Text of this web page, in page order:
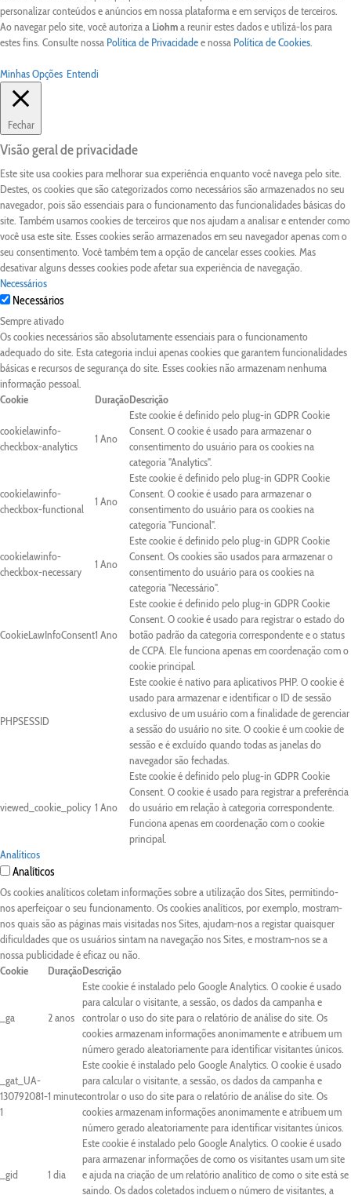
personalizar conteúdos e anúncios em nossa plataforma e em serviços de terceiros.
Ao navegar pelo site, você autoriza a Liohma reunir estes dados e utilizá-los para
estes fins. Consulte nossa Política de Privacidadee nossa Política de Cookies.
Minhas Opções Entendi
Fechar
Visão geral de privacidade
Este site usa cookies para melhorar sua experiência enquanto você navega pelo site.
Destes, os cookies que são categorizados como necessários são armazenados no seu
navegador, pois são essenciais para o funcionamento das funcionalidades básicas do
site. Também usamos cookies de terceiros que nos ajudam a analisar e entender como
você usa este site. Esses cookies serão armazenados em seu navegador apenas com o
seu consentimento. Você também tem a opção de cancelar esses cookies. Mas
desativar alguns desses cookies pode afetar sua experiência de navegação.
Necessários
Necessários
Sempre ativado
Os cookies necessários são absolutamente essenciais para o funcionamento
adequado do site. Esta categoria inclui apenas cookies que garantem funcionalidades
básicas e recursos de segurança do site. Esses cookies não armazenam nenhuma
informação pessoal.
Cookie
DuraçãoDescrição
cookielawinfo-
checkbox-analytics
1 Ano
Este cookie é definido pelo plug-in GDPR Cookie
Consent. O cookie é usado para armazenar o
consentimento do usuário para os cookies na
categoria "Analytics".
cookielawinfo-
checkbox-functional
1 Ano
Este cookie é definido pelo plug-in GDPR Cookie
Consent. O cookie é usado para armazenar o
consentimento do usuário para os cookies na
categoria "Funcional".
cookielawinfo-
checkbox-necessary
1 Ano
Este cookie é definido pelo plug-in GDPR Cookie
Consent. Os cookies são usados para armazenar o
consentimento do usuário para os cookies na
categoria "Necessário".
CookieLawInfoConsent1 Ano
Este cookie é definido pelo plug-in GDPR Cookie
Consent. O cookie é usado para registrar o estado do
botão padrão da categoria correspondente e o status
de CCPA. Ele funciona apenas em coordenação com o
cookie principal.
PHPSESSID
Este cookie é nativo para aplicativos PHP. O cookie é
usado para armazenar e identificar o ID de sessão
exclusivo de um usuário com a finalidade de gerenciar
a sessão do usuário no site. O cookie é um cookie de
sessão e é excluído quando todas as janelas do
navegador são fechadas.
viewed_cookie_policy 1 Ano
Este cookie é definido pelo plug-in GDPR Cookie
Consent. O cookie é usado para registrar a preferência
do usuário em relação à categoria correspondente.
Funciona apenas em coordenação com o cookie
principal.
Analíticos
Analíticos
Os cookies analíticos coletam informações sobre a utilização dos Sites, permitindo-
nos aperfeiçoar o seu funcionamento. Os cookies analíticos, por exemplo, mostram-
nos quais são as páginas mais visitadas nos Sites, ajudam-nos a registar quaisquer
dificuldades que os usuários sintam na navegação nos Sites, e mostram-nos se a
nossa publicidade é eficaz ou não.
Cookie
DuraçãoDescrição
_ga 2 anos
Este cookie é instalado pelo Google Analytics. O cookie é usado
para calcular o visitante, a sessão, os dados da campanha e
controlar o uso do site para o relatório de análise do site. Os
cookies armazenam informações anonimamente e atribuem um
número gerado aleatoriamente para identificar visitantes únicos.
_gat_UA-
130792081-
1
1 minute
Este cookie é instalado pelo Google Analytics. O cookie é usado
para calcular o visitante, a sessão, os dados da campanha e
controlar o uso do site para o relatório de análise do site. Os
cookies armazenam informações anonimamente e atribuem um
número gerado aleatoriamente para identificar visitantes únicos.
_gid 1 dia
Este cookie é instalado pelo Google Analytics. O cookie é usado
para armazenar informações de como os visitantes usam um site
e ajuda na criação de um relatório analítico de como o site está se
saindo. Os dados coletados incluem o número de visitantes, a